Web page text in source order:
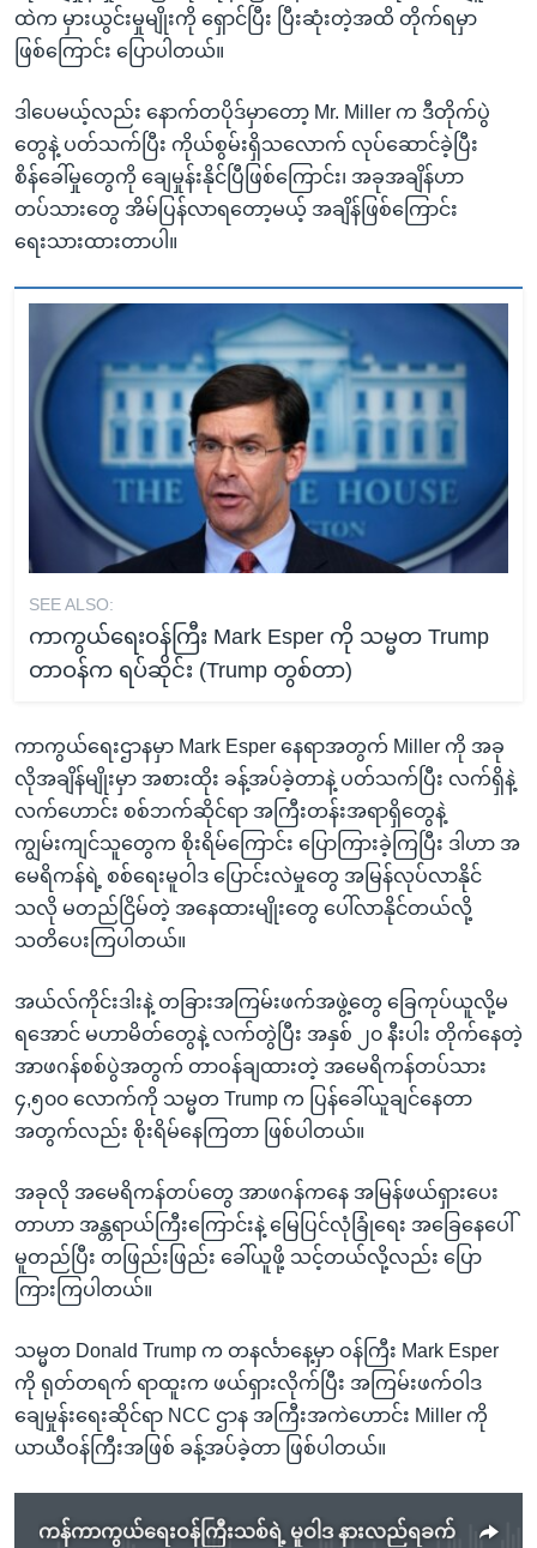
ထဲက မှားယွင်းမှုမျိုးကို ရှောင်ပြီး ပြီးဆုံးတဲ့အထိ တိုက်ရမှာ
ဖြစ်ကြောင်း ပြောပါတယ်။
ဒါပေမယ့်လည်း နောက်တပိုဒ်မှာတော့ Mr. Miller က ဒီတိုက်ပွဲ
တွေနဲ့ ပတ်သက်ပြီး ကိုယ်စွမ်းရှိသလောက် လုပ်ဆောင်ခဲ့ပြီး
စိန်ခေါ်မှုတွေကို ချေမှုန်းနိုင်ပြီဖြစ်ကြောင်း၊ အခုအချိန်ဟာ
တပ်သားတွေ အိမ်ပြန်လာရတော့မယ့် အချိန်ဖြစ်ကြောင်း
ရေးသားထားတာပါ။
SEE ALSO:
ကာကွယ်ရေးဝန်ကြီး Mark Esper ကို သမ္မတ Trump
တာဝန်က ရပ်ဆိုင်း (Trump တွစ်တာ)
ကာကွယ်ရေးဌာနမှာ Mark Esper နေရာအတွက် Miller ကို အခု
လိုအချိန်မျိုးမှာ အစားထိုး ခန့်အပ်ခဲ့တာနဲ့ ပတ်သက်ပြီး လက်ရှိနဲ့
လက်ဟောင်း စစ်ဘက်ဆိုင်ရာ အကြီးတန်းအရာရှိတွေနဲ့
ကျွမ်းကျင်သူတွေက စိုးရိမ်ကြောင်း ပြောကြားခဲ့ကြပြီး ဒါဟာ အ
မေရိကန်ရဲ့ စစ်ရေးမူဝါဒ ပြောင်းလဲမှုတွေ အမြန်လုပ်လာနိုင်
သလို မတည်ငြိမ်တဲ့ အနေထားမျိုးတွေ ပေါ်လာနိုင်တယ်လို့
သတိပေးကြပါတယ်။
အယ်လ်ကိုင်းဒါးနဲ့ တခြားအကြမ်းဖက်အဖွဲ့တွေ ခြေကုပ်ယူလို့မ
ရအောင် မဟာမိတ်တွေနဲ့ လက်တွဲပြီး အနှစ် ၂၀ နီးပါး တိုက်နေတဲ့
အာဖဂန်စစ်ပွဲအတွက် တာဝန်ချထားတဲ့ အမေရိကန်တပ်သား
၄,၅၀၀ လောက်ကို သမ္မတ Trump က ပြန်ခေါ်ယူချင်နေတာ
အတွက်လည်း စိုးရိမ်နေကြတာ ဖြစ်ပါတယ်။
အခုလို အမေရိကန်တပ်တွေ အာဖဂန်ကနေ အမြန်ဖယ်ရှားပေး
တာဟာ အန္တရာယ်ကြီးကြောင်းနဲ့ မြေပြင်လုံခြုံရေး အခြေနေပေါ်
မူတည်ပြီး တဖြည်းဖြည်း ခေါ်ယူဖို့ သင့်တယ်လို့လည်း ပြော
ကြားကြပါတယ်။
သမ္မတ Donald Trump က တနင်္လာနေ့မှာ ဝန်ကြီး Mark Esper
ကို ရုတ်တရက် ရာထူးက ဖယ်ရှားလိုက်ပြီး အကြမ်းဖက်ဝါဒ
ချေမှုန်းရေးဆိုင်ရာ NCC ဌာန အကြီးအကဲဟောင်း Miller ကို
ယာယီဝန်ကြီးအဖြစ် ခန့်အပ်ခဲ့တာ ဖြစ်ပါတယ်။
ကန်ကာကွယ်ရေးဝန်ကြီးသစ်ရဲ့ မူဝါဒ နားလည်ရခက်